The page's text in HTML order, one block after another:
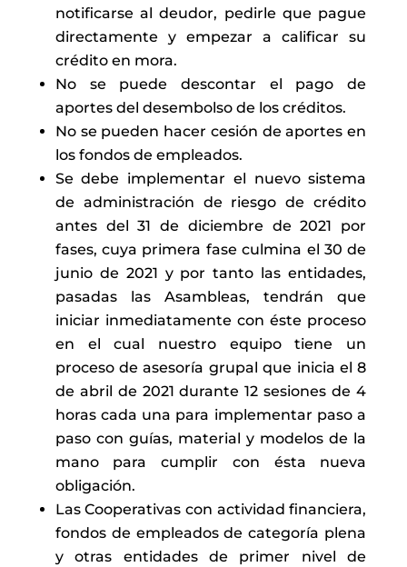
notificarse al deudor, pedirle que pague
directamente y empezar a calificar su
crédito en mora.
No se puede descontar el pago de
aportes del desembolso de los créditos.
No se pueden hacer cesión de aportes en
los fondos de empleados.
Se debe implementar el nuevo sistema
de administración de riesgo de crédito
antes del 31 de diciembre de 2021 por
fases, cuya primera fase culmina el 30 de
junio de 2021 y por tanto las entidades,
pasadas las Asambleas, tendrán que
iniciar inmediatamente con éste proceso
en el cual nuestro equipo tiene un
proceso de asesoría grupal que inicia el 8
de abril de 2021 durante 12 sesiones de 4
horas cada una para implementar paso a
paso con guías, material y modelos de la
mano para cumplir con ésta nueva
obligación.
Las Cooperativas con actividad financiera,
fondos de empleados de categoría plena
y otras entidades de primer nivel de